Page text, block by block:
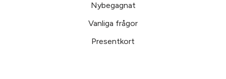
Nybegagnat
Vanliga frågor
Presentkort